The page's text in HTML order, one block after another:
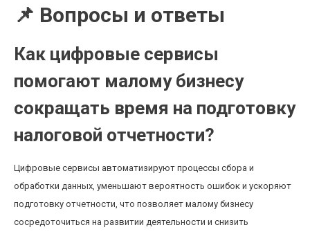
📌 Вопросы и ответы
Как цифровые сервисы
помогают малому бизнесу
сокращать время на подготовку
налоговой отчетности?
Цифровые сервисы автоматизируют процессы сбора и
обработки данных, уменьшают вероятность ошибок и ускоряют
подготовку отчетности, что позволяет малому бизнесу
сосредоточиться на развитии деятельности и снизить